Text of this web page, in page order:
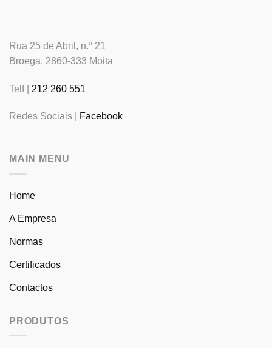
Rua 25 de Abril, n.º 21
Broega, 2860-333 Moita
Telf | 212 260 551
Redes Sociais | Facebook
MAIN MENU
Home
A Empresa
Normas
Certificados
Contactos
PRODUTOS